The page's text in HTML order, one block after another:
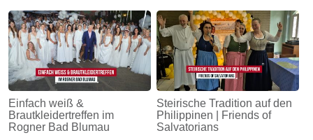
Einfach weiß &
Brautkleidertreffen im
Rogner Bad Blumau
Steirische Tradition auf den
Philippinen | Friends of
Salvatorians